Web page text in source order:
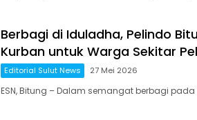
Berbagi di Iduladha, Pelindo
Kurban untuk Warga Sekitar
Editorial Sulut News 27 Mei 2026
ESN, Bitung – Dalam semangat berbagi pada